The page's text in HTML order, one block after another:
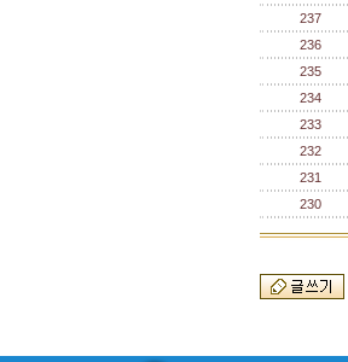
237
236
235
234
233
232
231
230